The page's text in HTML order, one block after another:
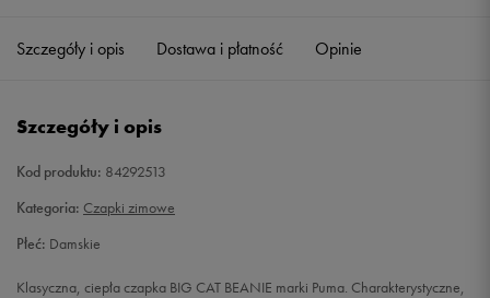
Szczegóły i opis Dostawa i płatność Opinie
Szczegóły i opis
Kod produktu: 84292513
Kategoria: Czapki zimowe
Płeć: Damskie
Klasyczna, ciepła czapka BIG CAT BEANIE marki Puma. Charakterystyczne,